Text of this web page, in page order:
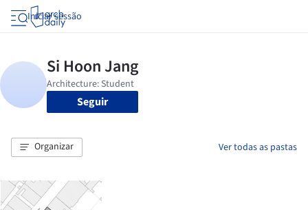
Iniciar sessão
Seguir
Organizar Ver todas as pastas